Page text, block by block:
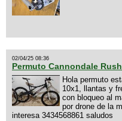
02/04/25 08:36
Permuto Cannondale
Hola permuto
10x1, llantas y
con bloqueo al
por drone de la
interesa 3434568861 saludos